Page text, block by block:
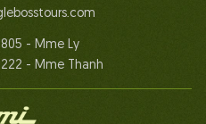
- Mme Ly
- Mme Thanh